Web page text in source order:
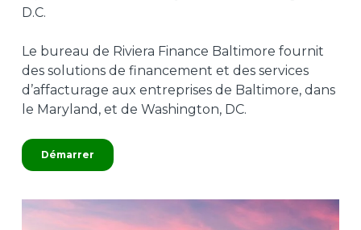
D.C.
Le bureau de Riviera Finance Baltimore fournit
des solutions de financement et des services
d’affacturage aux entreprises de Baltimore, dans
le Maryland, et de Washington, DC.
Démarrer